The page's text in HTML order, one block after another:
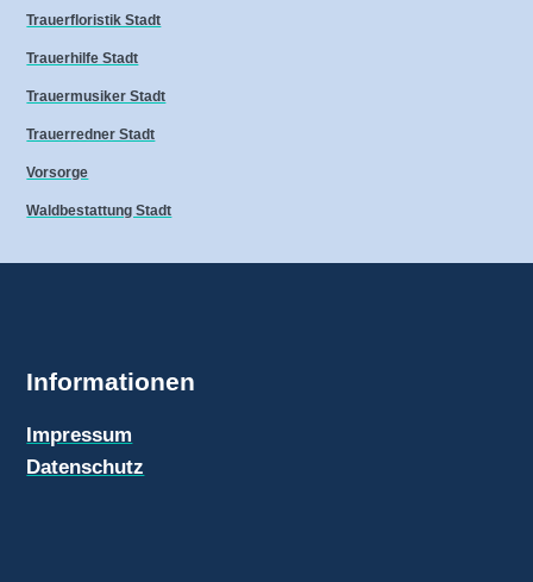
Trauerfloristik Stadt
Trauerhilfe Stadt
Trauermusiker Stadt
Trauerredner Stadt
Vorsorge
Waldbestattung Stadt
Informationen
Impressum
Datenschutz